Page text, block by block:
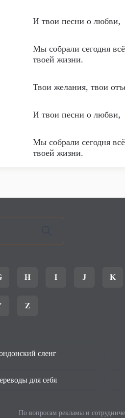
И твои песни о любви,
Мы собрали сегодня
твоей жизни.
Твои желания, твои
И твои песни о любви,
Мы собрали сегодня
твоей жизни.
H I J K
Z
сленг
для себя
По вопросам рекламы и